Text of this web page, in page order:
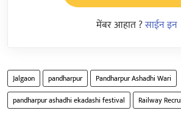
मेंबर आहात ?साईन इन
Jalgaon pandharpur
Pandharpur Ashadhi Wari
pandharpur ashadhi ekadashi festival
Railway